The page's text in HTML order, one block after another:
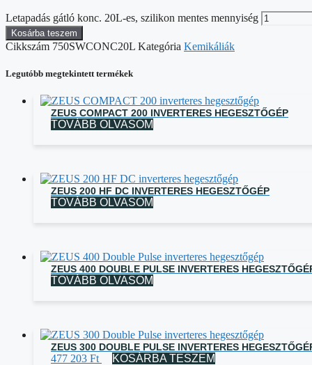
Letapadás gátló konc. 20L-es, szilikon mentes mennyiség
Kosárba teszem
Cikkszám 750SWCONC20L Kategória Kemikáliák
Legutóbb megtekintett termékek
ZEUS COMPACT 200 INVERTERES HEGESZTŐGÉP
TOVÁBB OLVASOM
ZEUS 200 HF DC INVERTERES HEGESZTŐGÉP
TOVÁBB OLVASOM
ZEUS 400 DOUBLE PULSE INVERTERES
TOVÁBB OLVASOM
ZEUS 300 DOUBLE PULSE INVERTERES
477 203 Ft KOSÁRBA TESZEM